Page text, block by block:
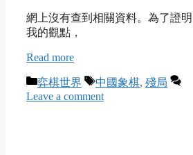
網上沒有查到相關資料。為了證明
我的觀點，
Read more
Categories
弈棋世界 Tags
中國象棋, 殘局
Leave a comment